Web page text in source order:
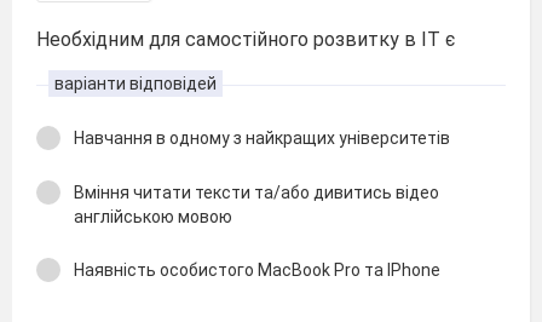
Необхідним для самостійного розвитку в IT є
варіанти відповідей
Навчання в одному з найкращих університетів
Вміння читати тексти та/aбо дивитись відео
англійською мовою
Наявність особистого MacBook Pro та IPhone